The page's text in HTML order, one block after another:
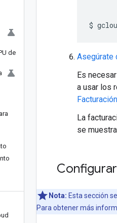
de
$
Asegúrate
Es
a usar los
La
se
Nota: Esta sección
Para obtener más